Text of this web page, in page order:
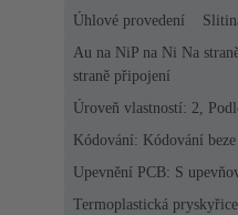
Úhlové provedení
Au na NiP na Ni Na
straně připojení
Úroveň vlastností: 2,
Kódování: Kódování
Upevnění PCB: S
Termoplastická